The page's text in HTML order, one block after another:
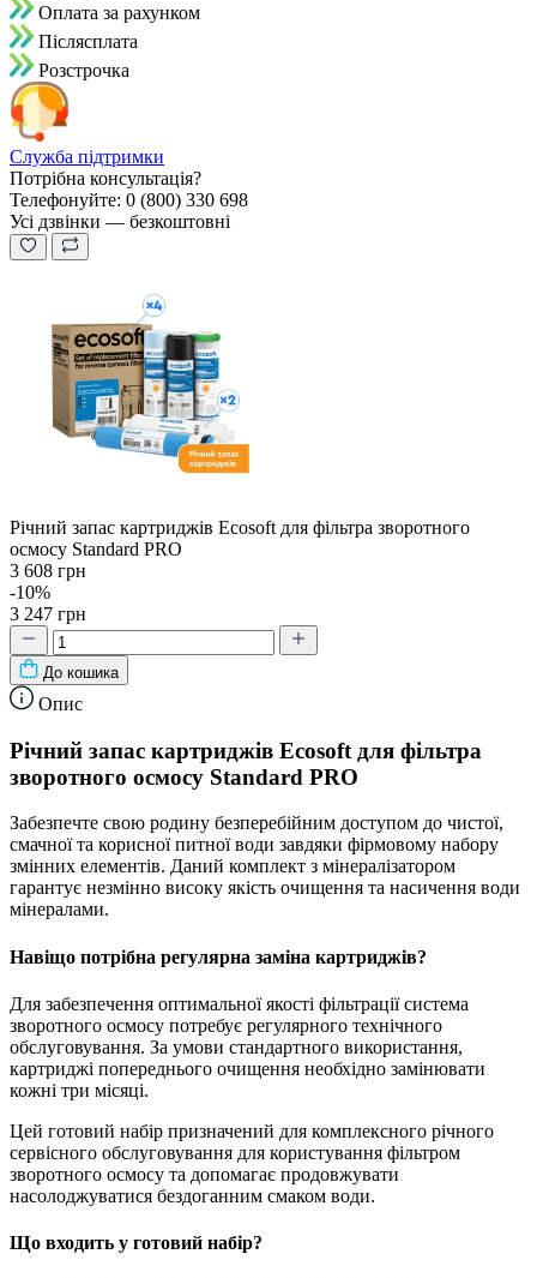
Оплата за рахунком
Пiслясплата
Розстрочка
Служба підтримки
Потрібна консультація?
Телефонуйте: 0 (800) 330 698
Усі дзвінки — безкоштовні
Річний запас картриджів Ecosoft для фільтра зворотного
осмосу Standard PRO
3 608 грн
-10%
3 247 грн
До кошика
Опис
Річний запас картриджів Ecosoft для фільтра
зворотного осмосу Standard PRO
Забезпечте свою родину безперебійним доступом до чистої,
смачної та корисної питної води завдяки фірмовому набору
змінних елементів. Даний комплект з мінералізатором
гарантує незмінно високу якість очищення та насичення води
мінералами.
Навіщо потрібна регулярна заміна картриджів?
Для забезпечення оптимальної якості фільтрації система
зворотного осмосу потребує регулярного технічного
обслуговування. За умови стандартного використання,
картриджі попереднього очищення необхідно замінювати
кожні три місяці.
Цей готовий набір призначений для комплексного річного
сервісного обслуговування для користування фільтром
зворотного осмосу та допомагає продовжувати
насолоджуватися бездоганним смаком води.
Що входить у готовий набір?